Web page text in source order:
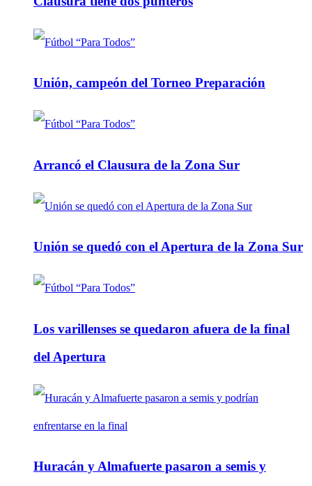
Unión, campeón del Torneo Preparación
Arrancó el Clausura de la Zona Sur
Unión se quedó con el Apertura de la Zona Sur
Los varillenses se quedaron afuera de la final
del Apertura
Huracán y Almafuerte pasaron a semis y